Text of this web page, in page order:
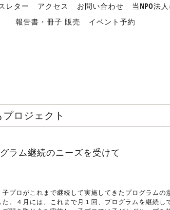
レター アクセス お問い合わせ 当NPO法
報告書・冊子 販売
イベント予約
プロジェクト
ラム継続のニーズを受けて
子プロがこれまで継続して実施してきたプログラム
た。４月には、これまで月１回、プログラムを継続